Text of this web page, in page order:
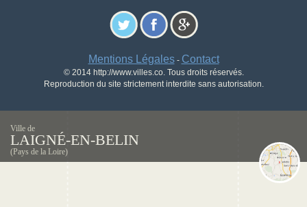
Mentions Légales- Contact
© 2014 http://www.villes.co. Tous droits réservés.
Reproduction du site strictement interdite sans autorisation.
Ville de
LAIGNÉ-EN-BELIN
(Pays de la Loire)